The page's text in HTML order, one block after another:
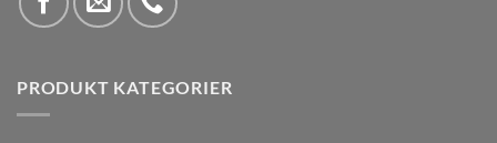
PRODUKT KATEGORIER